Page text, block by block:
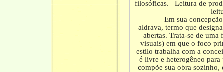
filosóficas. Leitura de
Em sua concepção
aldrava, termo que
abertas. Trata-se de
visuais) em que o foco
estilo trabalha com a
é livre e heterogêneo
compõe sua obra sozinho,